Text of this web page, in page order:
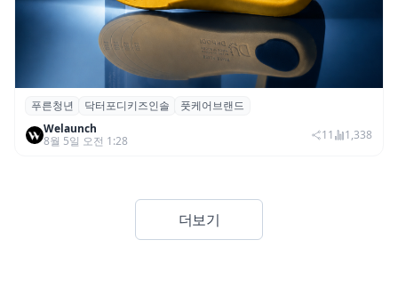
푸른청년, 성장기 아동 발 건강 위한 ‘닥터포
디 키즈 인솔’ 출시
푸른청년 닥터포디키즈인솔
풋케어브랜드
Welaunch
8월 5일 오전 1:28
11 1,338
더보기